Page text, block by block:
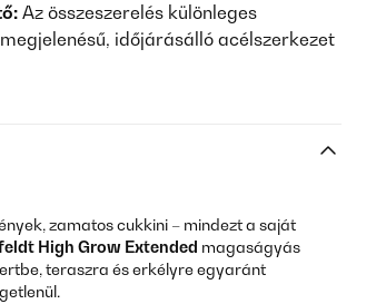
Az összeszerelés különleges
időjárásálló acélszerkezet
zamatos cukkini – mindezt a saját
High Grow Extended magaságyás
teraszra és erkélyre egyaránt